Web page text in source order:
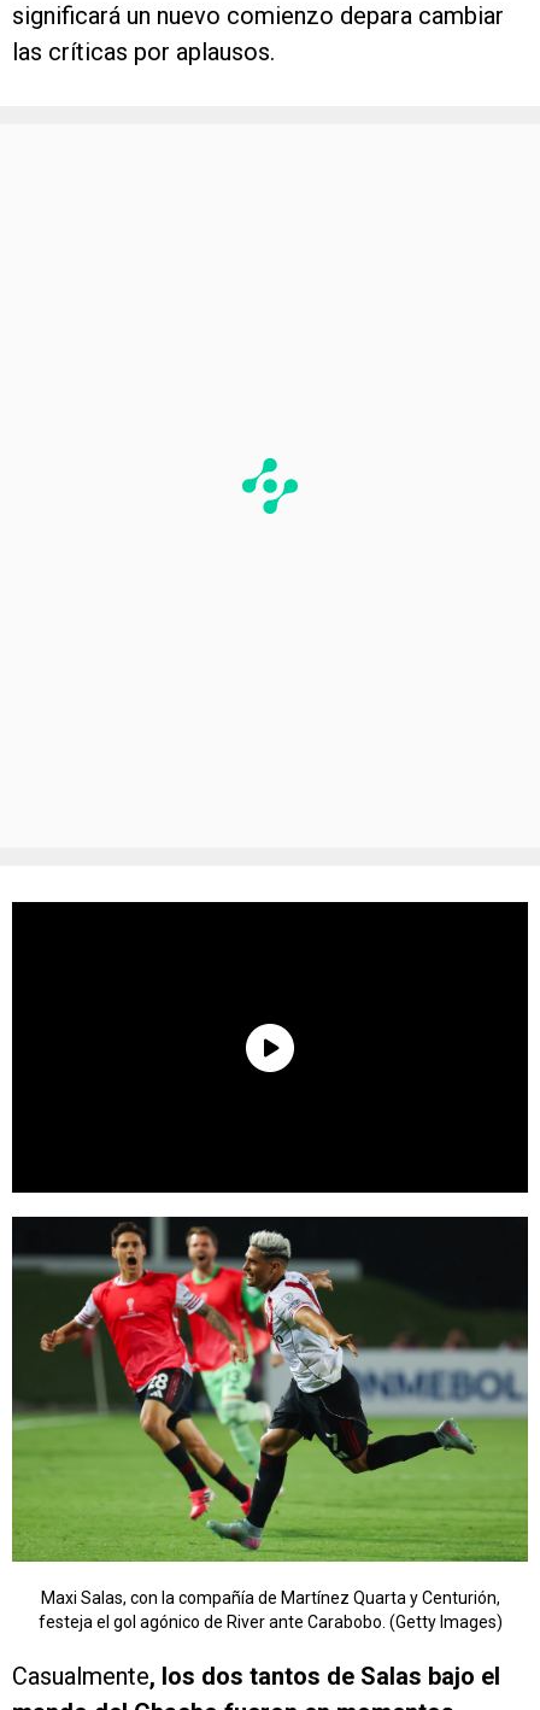
significará un nuevo comienzo depara cambiar
las críticas por aplausos.
Maxi Salas, con la compañía de Martínez Quarta y Centurión,
festeja el gol agónico de River ante Carabobo. (Getty Images)
Casualmente, los dos tantos de Salas bajo el